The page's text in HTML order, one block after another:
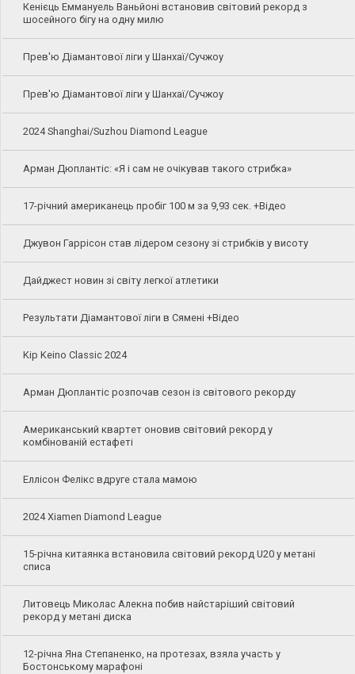
Кенієць Еммануель Ваньйоні встановив світовий рекорд з
шосейного бігу на одну милю
Прев'ю Діамантової ліги у Шанхаї/Сучжоу
Прев'ю Діамантової ліги у Шанхаї/Сучжоу
2024 Shanghai/Suzhou Diamond League
Арман Дюплантіс: «Я і сам не очікував такого стрибка»
17-річний американець пробіг 100 м за 9,93 сек. +Відео
Джувон Гаррісон став лідером сезону зі стрибків у висоту
Дайджест новин зі світу легкої атлетики
Результати Діамантової ліги в Сямені +Відео
Kip Keino Classic 2024
Арман Дюплантіс розпочав сезон із світового рекорду
Американський квартет оновив світовий рекорд у
комбінованій естафеті
Еллісон Фелікс вдруге стала мамою
2024 Xiamen Diamond League
15-річна китаянка встановила світовий рекорд U20 у метані
списа
Литовець Миколас Алекна побив найстаріший світовий
рекорд у метані диска
12-річна Яна Степаненко, на протезах, взяла участь у
Бостонському марафоні